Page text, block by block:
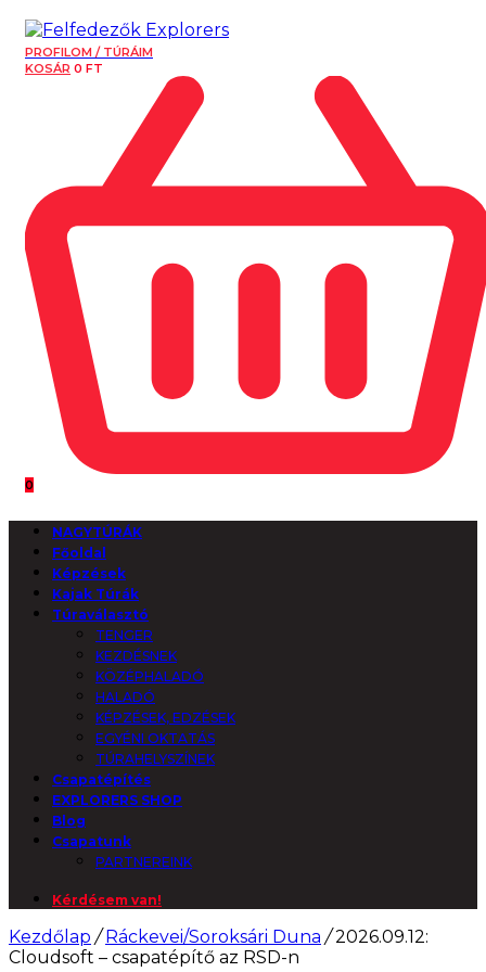
PROFILOM / TÚRÁIM
KOSÁR 0 FT
0
NAGYTÚRÁK
Főoldal
Képzések
Kajak Túrák
Túraválasztó
TENGER
KEZDÉSNEK
KÖZÉPHALADÓ
HALADÓ
KÉPZÉSEK, EDZÉSEK
EGYÉNI OKTATÁS
TÚRAHELYSZÍNEK
Csapatépítés
EXPLORERS SHOP
Blog
Csapatunk
PARTNEREINK
Kérdésem van!
Kezdőlap / Ráckevei/Soroksári Duna /2026.09.12:
Cloudsoft – csapatépítő az RSD-n